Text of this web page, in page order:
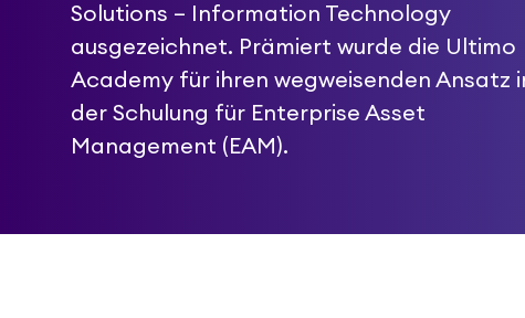
Solutions – Information Technology
ausgezeichnet. Prämiert wurde die Ultimo
Academy für ihren wegweisenden Ansatz
der Schulung für Enterprise Asset
Management (EAM).